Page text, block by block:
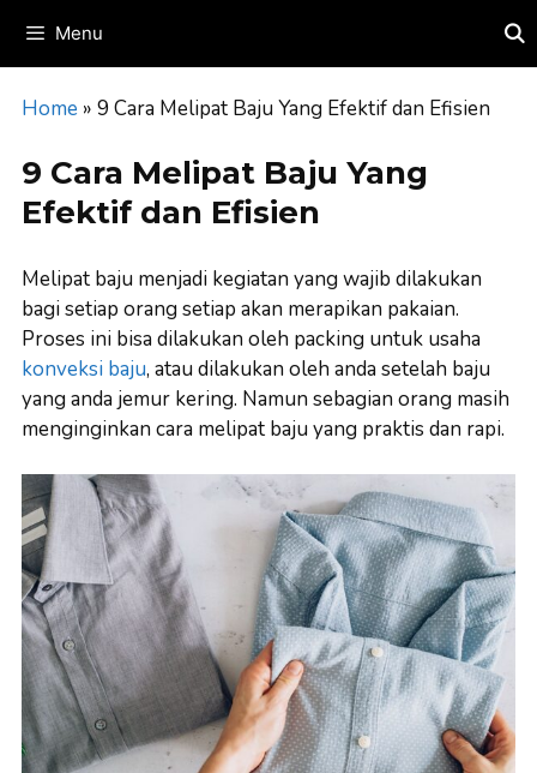
content
Menu
Home » 9 Cara Melipat Baju Yang Efektif dan Efisien
9 Cara Melipat Baju Yang
Efektif dan Efisien
Melipat baju menjadi kegiatan yang wajib dilakukan
bagi setiap orang setiap akan merapikan pakaian.
Proses ini bisa dilakukan oleh packing untuk usaha
konveksi baju, atau dilakukan oleh anda setelah baju
yang anda jemur kering. Namun sebagian orang masih
menginginkan cara melipat baju yang praktis dan rapi.